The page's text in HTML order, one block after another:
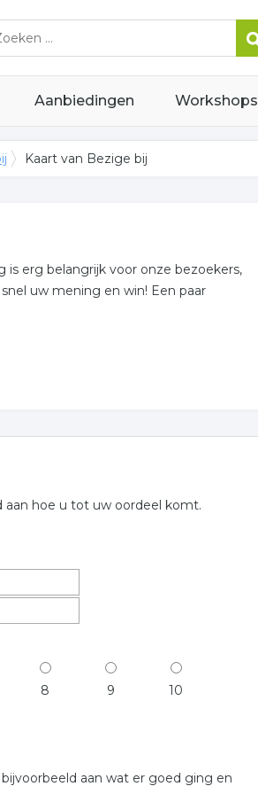
Aanbiedingen Workshops
Kaart van Bezige bij
is erg belangrijk voor onze bezoekers,
uw mening en win! Een paar
aan hoe u tot uw oordeel komt.
8 9 10
aan wat er goed ging en